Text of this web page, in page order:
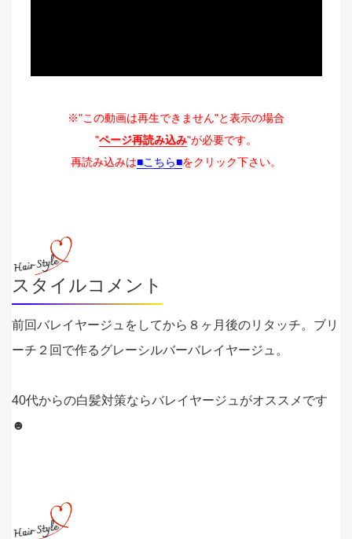
※"この動画は再生できません"と表示の場合
"ページ再読み込み"が必要です。
再読み込みは■こちら■をクリック下さい。
スタイルコメント
前回バレイヤージュをしてから８ヶ月後のリタッチ。ブリ
ーチ２回で作るグレーシルバーバレイヤージュ。
40代からの白髪対策ならバレイヤージュがオススメです
☻